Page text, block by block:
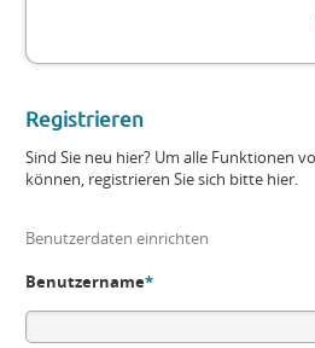
Registrieren
Sind Sie neu hier? Um alle Funktionen
können, registrieren Sie sich bitte hier.
Benutzerdaten einrichten
Benutzername*